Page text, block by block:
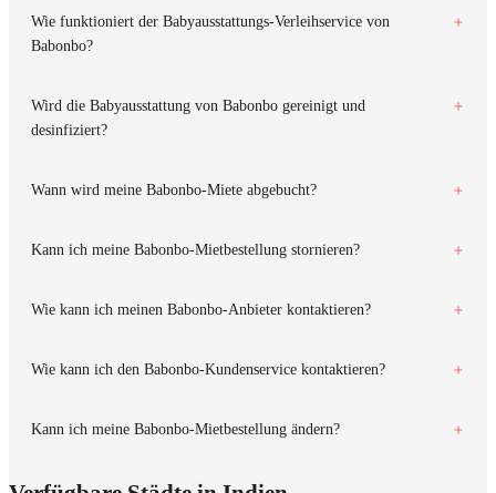
Wie funktioniert der Babyausstattungs-Verleihservice von
Babonbo?
Wird die Babyausstattung von Babonbo gereinigt und
desinfiziert?
Wann wird meine Babonbo-Miete abgebucht?
Kann ich meine Babonbo-Mietbestellung stornieren?
Wie kann ich meinen Babonbo-Anbieter kontaktieren?
Wie kann ich den Babonbo-Kundenservice kontaktieren?
Kann ich meine Babonbo-Mietbestellung ändern?